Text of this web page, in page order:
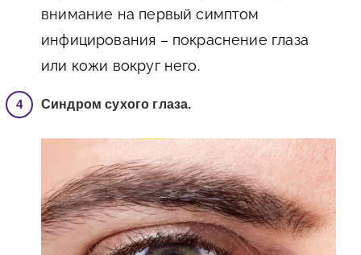
внимание на первый симптом
инфицирования – покраснение глаза
или кожи вокруг него.
Синдром сухого глаза.